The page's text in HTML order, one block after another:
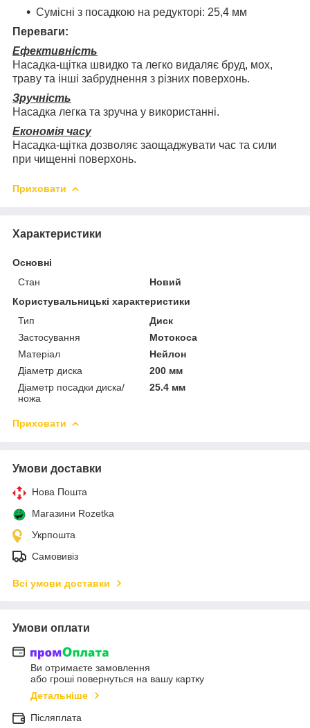
Сумісні з посадкою на редукторі: 25,4 мм
Переваги:
Ефективність
Насадка-щітка швидко та легко видаляє бруд, мох,
траву та інші забруднення з різних поверхонь.
Зручність
Насадка легка та зручна у використанні.
Економія часу
Насадка-щітка дозволяє заощаджувати час та сили
при чищенні поверхонь.
Приховати
Характеристики
Основні
Стан
Новий
Користувальницькі характеристики
Тип
Диск
Застосування
Мотокоса
Матеріал
Нейлон
Діаметр диска
200 мм
Діаметр посадки диска/
ножа
25.4 мм
Приховати
Умови доставки
Нова Пошта
Магазини Rozetka
Укрпошта
Самовивіз
Всі умови доставки
Умови оплати
Ви отримаєте замовлення
або гроші повернуться на вашу картку
Детальніше
Післяплата